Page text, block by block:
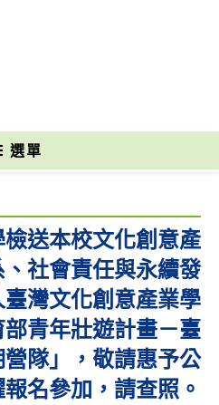
選單
送本校文化創意產
社會責任與永續發
灣文化創意產業學
青年壯遊計畫－臺
隊」，敬請惠予公
名參加，請查照。